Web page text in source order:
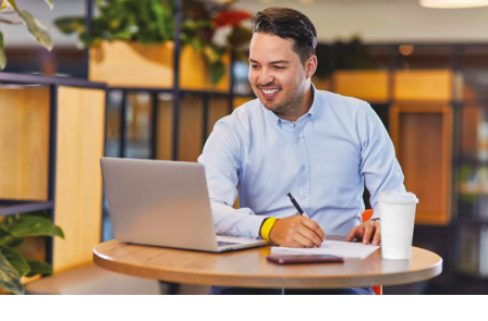
Grupo Argos y en la calidad de su portafolio. Después
de una década de simplificación y enfoque, la
compañía está lista para acelerar la captura de valor
para sus accionistas. Estamos concentrados en
fortalecer la rentabilidad de los negocios, en cerrar el
descuento de las acciones frente al valor
fundamental, en acercar los flujos de caja al holding
y en simplificar la estructura para consolidar el rol de
asignación de capital en cabeza de Grupo Argos y
concentrar el rol de gestión de activos y
levantamiento de capital en cabeza de Grupo Argos
Asset Management (Odinsa)»afirma, Juan Esteban